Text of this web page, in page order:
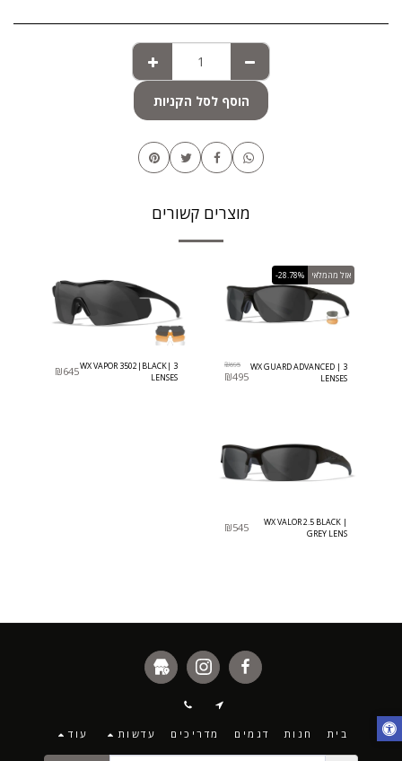
הוסף לסל הקניות
מוצרים קשורים
אזל מהמלאי -28.78%
WX GUARD ADVANCED | 3
LENSES
₪695
₪495
WX VAPOR 3502|BLACK| 3
LENSES
₪645
WX VALOR 2.5 BLACK |
GREY LENS
₪545
בית חנות דגמים מדריכים עדשות עוד